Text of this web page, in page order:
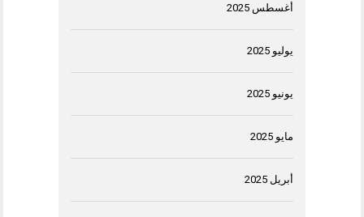
أغسطس 2025
يوليو 2025
يونيو 2025
مايو 2025
أبريل 2025